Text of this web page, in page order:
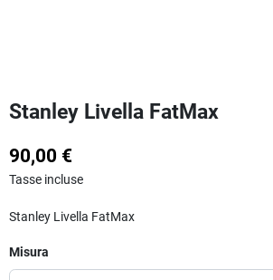
Stanley Livella FatMax
90,00 €
Tasse incluse
Stanley Livella FatMax
Misura